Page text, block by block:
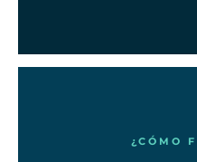
¿CÓMO